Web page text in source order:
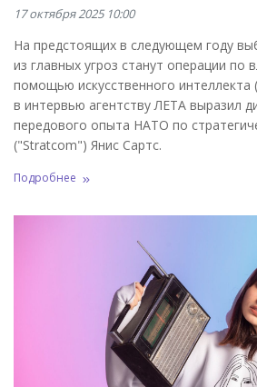
17 октября 2025 10:00
На предстоящих в следующем году
из главных угроз станут операции по
помощью искусственного
в интервью агентству ЛЕТА выразил
передового опыта НАТО по
("Stratcom") Янис Сартс.
Подробнее